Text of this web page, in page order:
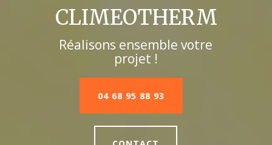
CLIMEOTHERM
Réalisons ensemble votre
projet !
04 68 95 88 93